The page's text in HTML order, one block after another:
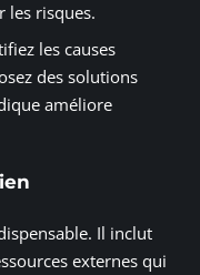
les risques.
les causes
des solutions
améliore
Il inclut
externes qui